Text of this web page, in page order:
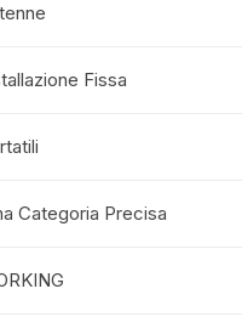
Fissa
Categoria Precisa